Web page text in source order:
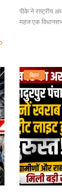
पीके ने राष्ट्रीय
महज एक
बिहार